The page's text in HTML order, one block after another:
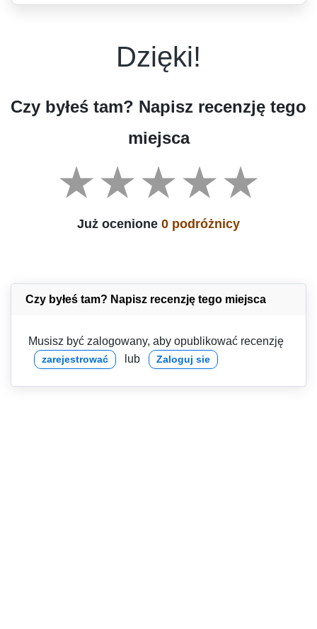
Dzięki!
Czy byłeś tam? Napisz recenzję tego
miejsca
Już ocenione 0 podróżnicy
Czy byłeś tam? Napisz recenzję tego miejsca
Musisz być zalogowany, aby opublikować recenzję
zarejestrować lub Zaloguj sie